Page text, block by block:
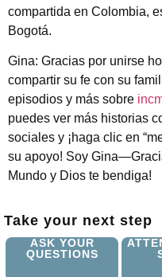
compartida en Colombia,
Bogotá.
Gina: Gracias por unirse
compartir su fe con su
episodios y más sobre
puedes ver más historias
sociales y ¡haga clic en
su apoyo! Soy
Mundo y Dios te bendiga!
Take your next step
ASK YOUR
QUESTIONS